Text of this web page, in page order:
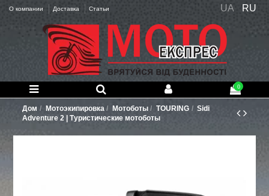
О компании Доставка Статьи UA RU
0
Дом Мотоэкипировка Мотоботы TOURING
Sidi
Adventure 2 | Туристические мотоботы